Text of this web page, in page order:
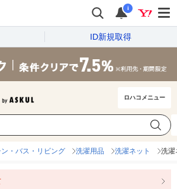
i
ID新規取得
ロハコメニュー
対象商品
ン・バス・リビング 洗濯用品 洗濯ネット 洗濯